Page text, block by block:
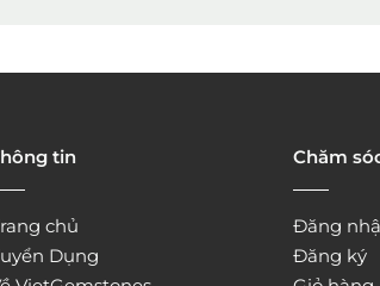
tin
chủ
Dụng
Chăm
Đăng
Đăng ký